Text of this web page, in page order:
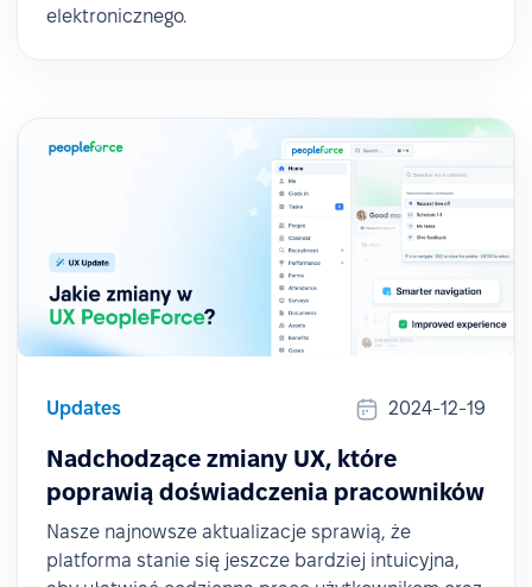
elektronicznego.
Updates 2024-12-19
Nadchodzące zmiany UX, które
poprawią doświadczenia pracowników
Nasze najnowsze aktualizacje sprawią, że
platforma stanie się jeszcze bardziej intuicyjna,